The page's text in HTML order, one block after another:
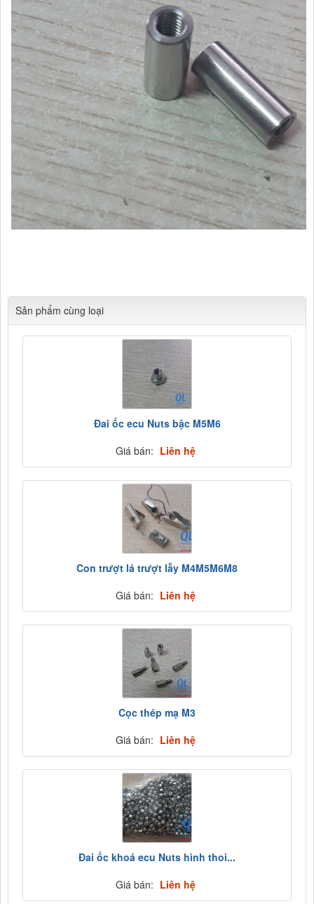
Sản phẩm cùng loại
Đai ốc ecu Nuts bậc M5M6
Giá bán: Liên hệ
Con trượt lá trượt lẫy M4M5M6M8
Giá bán: Liên hệ
Cọc thép mạ M3
Giá bán: Liên hệ
Đai ốc khoá ecu Nuts hình thoi...
Giá bán: Liên hệ